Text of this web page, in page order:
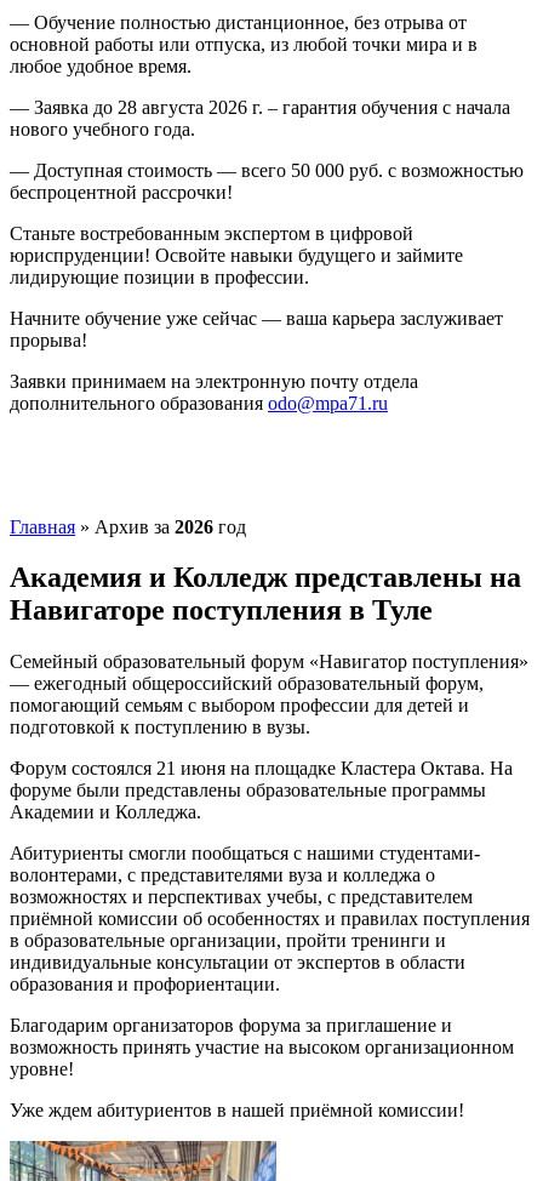
— Обучение полностью дистанционное, без отрыва от
основной работы или отпуска, из любой точки мира и в
любое удобное время.
— Заявка до 28 августа 2026 г. – гарантия обучения с начала
нового учебного года.
— Доступная стоимость — всего 50 000 руб. с возможностью
беспроцентной рассрочки!
Станьте востребованным экспертом в цифровой
юриспруденции! Освойте навыки будущего и займите
лидирующие позиции в профессии.
Начните обучение уже сейчас — ваша карьера заслуживает
прорыва!
Заявки принимаем на электронную почту отдела
дополнительного образования odo@mpa71.ru
Главная » Архив за 2026 год
Академия и Колледж представлены на
Навигаторе поступления в Туле
Семейный образовательный форум «Навигатор поступления»
— ежегодный общероссийский образовательный форум,
помогающий семьям с выбором профессии для детей и
подготовкой к поступлению в вузы.
Форум состоялся 21 июня на площадке Кластера Октава. На
форуме были представлены образовательные программы
Академии и Колледжа.
Абитуриенты смогли пообщаться с нашими студентами-
волонтерами, с представителями вуза и колледжа о
возможностях и перспективах учебы, с представителем
приёмной комиссии об особенностях и правилах поступления
в образовательные организации, пройти тренинги и
индивидуальные консультации от экспертов в области
образования и профориентации.
Благодарим организаторов форума за приглашение и
возможность принять участие на высоком организационном
уровне!
Уже ждем абитуриентов в нашей приёмной комиссии!